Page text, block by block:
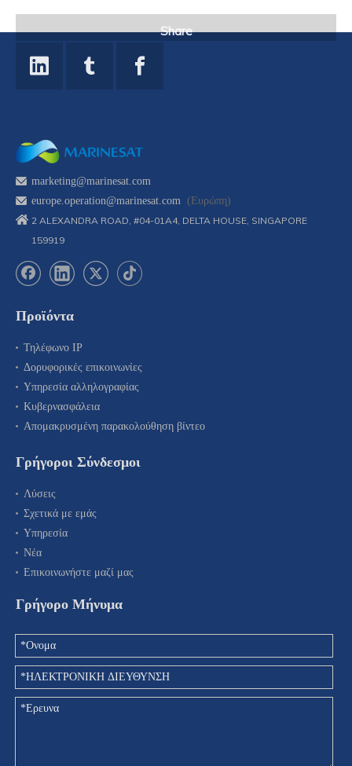
Share
marketing@marinesat.com
europe.operation@marinesat.com (Ευρώπη)
2 ALEXANDRA ROAD, #04-01A4, DELTA HOUSE, SINGAPORE
159919
Προϊόντα
Τηλέφωνο IP
Δορυφορικές επικοινωνίες
Υπηρεσία αλληλογραφίας
Κυβερνασφάλεια
Απομακρυσμένη παρακολούθηση βίντεο
Γρήγοροι Σύνδεσμοι
Λύσεις
Σχετικά με εμάς
Υπηρεσία
Νέα
Επικοινωνήστε μαζί μας
Γρήγορο Μήνυμα